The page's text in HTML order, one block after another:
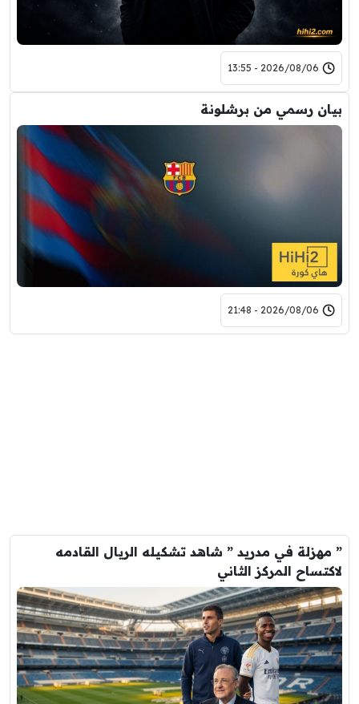
2026/08/06 - 13:55
بيان رسمي من برشلونة
2026/08/06 - 21:48
” مهزلة في مدريد ” شاهد تشكيله الريال القادمه
لاكتساح المركز الثاني